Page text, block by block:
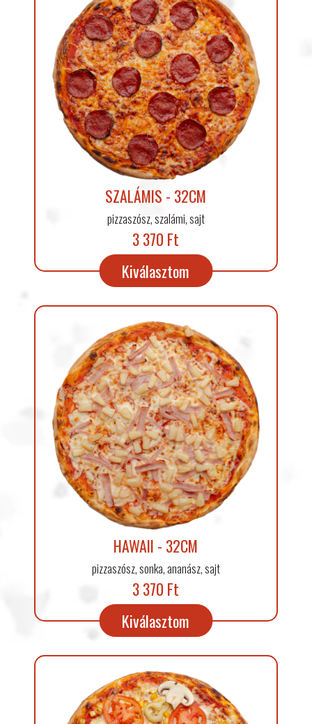
SZALÁMIS - 32CM
pizzaszósz, szalámi, sajt
3 370 Ft
Kiválasztom
HAWAII - 32CM
pizzaszósz, sonka, ananász, sajt
3 370 Ft
Kiválasztom